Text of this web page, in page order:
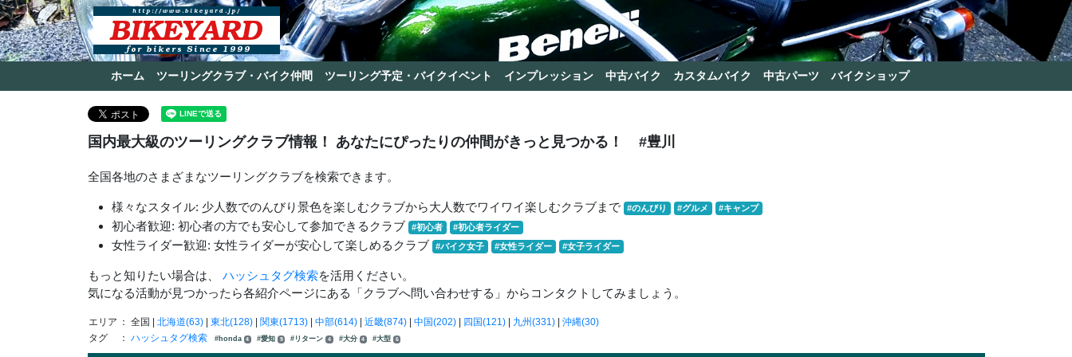
ホーム ツーリングクラブ・バイク仲間 ツーリング予定・バイクイベント インプレッション 中古バイク カスタムバイク 中古パーツ バイクショップ
国内最大級のツーリングクラブ情報！ あなたにぴったりの仲間がきっと見つかる！ #豊川
全国各地のさまざまなツーリングクラブを検索できます。
様々なスタイル: 少人数でのんびり景色を楽しむクラブから大人数でワイワイ楽しむクラブまで #のんびり #グルメ #キャンプ
初心者歓迎: 初心者の方でも安心して参加できるクラブ #初心者 #初心者ライダー
女性ライダー歓迎: 女性ライダーが安心して楽しめるクラブ #バイク女子 #女性ライダー #女子ライダー
もっと知りたい場合は、 ハッシュタグ検索を活用ください。
気になる活動が見つかったら各紹介ページにある「クラブへ問い合わせする」からコンタクトしてみましょう。
エリア ： 全国 | 北海道(63)| 東北(128)| 関東(1713)| 中部(614)| 近畿(874)| 中国(202)| 四国(121)| 九州(331)| 沖縄(30)
タグ
： ハッシュタグ検索 #honda 4 #愛知 9 #リターン 4 #大分 4 #大型 6